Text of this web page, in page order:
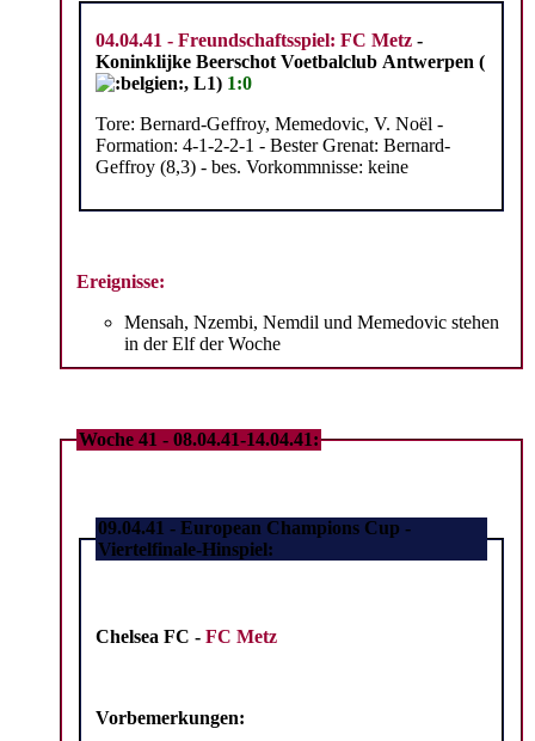
04.04.41 - Freundschaftsspiel: FC Metz -
Koninklijke Beerschot Voetbalclub Antwerpen (
, L1) 1:0
Tore: Bernard-Geffroy, Memedovic, V. Noël -
Formation: 4-1-2-2-1 - Bester Grenat: Bernard-
Geffroy (8,3) - bes. Vorkommnisse: keine
Ereignisse:
Mensah, Nzembi, Nemdil und Memedovic stehen
in der Elf der Woche
Woche 41 - 08.04.41-14.04.41:
09.04.41 - European Champions Cup -
Viertelfinale-Hinspiel:
Chelsea FC - FC Metz
Vorbemerkungen: